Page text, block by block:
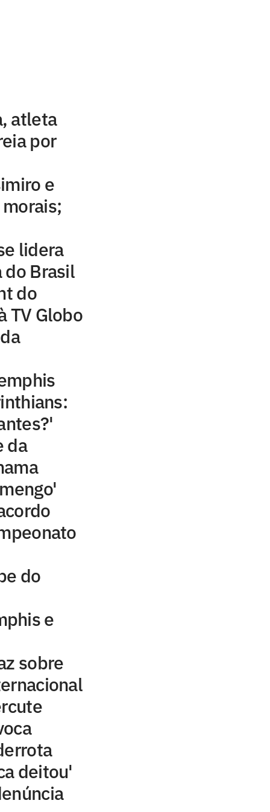
atleta
por
e
lidera
do Brasil
do
TV Globo
da
do
e
sobre
deitou'